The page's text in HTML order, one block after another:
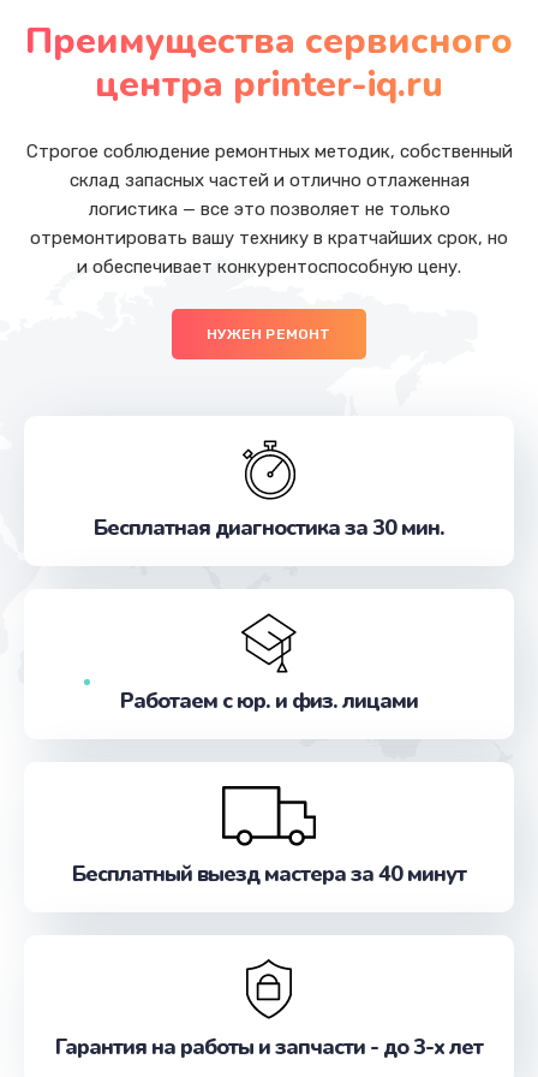
Заказать
от 1500 руб.
Заказать
Чистка от пыли
от 990 руб.
Заказать
Заказать
Заказать
Замена микрофона
Замена процессора
от 3250 руб.
Замена жесткого диска
Заказать
Замена оперативной памяти
Преимущества сервисного
центра printer-iq.ru
Строгое соблюдение ремонтных методик, собственный
склад запасных частей и отлично отлаженная
логистика — все это позволяет не только
отремонтировать вашу технику в кратчайших срок, но
и обеспечивает конкурентоспособную цену.
НУЖЕН РЕМОНТ
Бесплатная диагностика за 30 мин.
Работаем с юр. и физ. лицами
Бесплатный выезд мастера за 40 минут
Гарантия на работы и запчасти - до 3-х лет